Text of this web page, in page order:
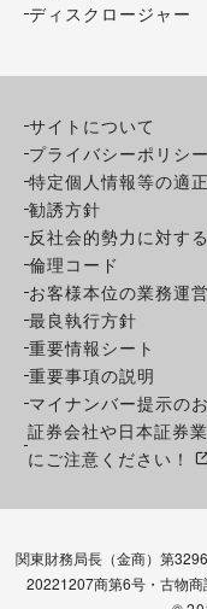
ディスクロージャー
サイトについて
プライバシーポリシー
特定個人情報等の適
勧誘方針
反社会的勢力に対す
倫理コード
お客様本位の業務運
最良執行方針
重要情報シート
重要事項の説明
マイナンバー提示の
証券会社や日本証券
にご注意ください！
関東財務局長（金商）第
20221207商第6号・古物